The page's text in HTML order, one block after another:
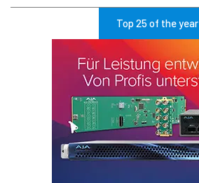
Top 25 of the year